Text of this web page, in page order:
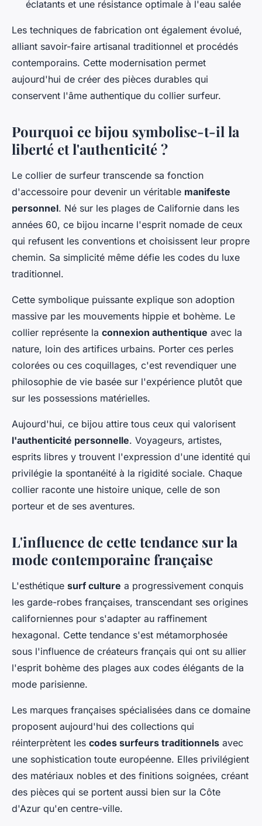
éclatants et une résistance optimale à l'eau salée
Les techniques de fabrication ont également évolué,
alliant savoir-faire artisanal traditionnel et procédés
contemporains. Cette modernisation permet
aujourd'hui de créer des pièces durables qui
conservent l'âme authentique du collier surfeur.
Pourquoi ce bijou symbolise-t-il la
liberté et l'authenticité ?
Le collier de surfeur transcende sa fonction
d'accessoire pour devenir un véritable manifeste
personnel. Né sur les plages de Californie dans les
années 60, ce bijou incarne l'esprit nomade de ceux
qui refusent les conventions et choisissent leur propre
chemin. Sa simplicité même défie les codes du luxe
traditionnel.
Cette symbolique puissante explique son adoption
massive par les mouvements hippie et bohème. Le
collier représente la connexion authentique avec la
nature, loin des artifices urbains. Porter ces perles
colorées ou ces coquillages, c'est revendiquer une
philosophie de vie basée sur l'expérience plutôt que
sur les possessions matérielles.
Aujourd'hui, ce bijou attire tous ceux qui valorisent
l'authenticité personnelle. Voyageurs, artistes,
esprits libres y trouvent l'expression d'une identité qui
privilégie la spontanéité à la rigidité sociale. Chaque
collier raconte une histoire unique, celle de son
porteur et de ses aventures.
L'influence de cette tendance sur la
mode contemporaine française
L'esthétique surf culture a progressivement conquis
les garde-robes françaises, transcendant ses origines
californiennes pour s'adapter au raffinement
hexagonal. Cette tendance s'est métamorphosée
sous l'influence de créateurs français qui ont su allier
l'esprit bohème des plages aux codes élégants de la
mode parisienne.
Les marques françaises spécialisées dans ce domaine
proposent aujourd'hui des collections qui
réinterprètent les codes surfeurs traditionnels avec
une sophistication toute européenne. Elles privilégient
des matériaux nobles et des finitions soignées, créant
des pièces qui se portent aussi bien sur la Côte
d'Azur qu'en centre-ville.